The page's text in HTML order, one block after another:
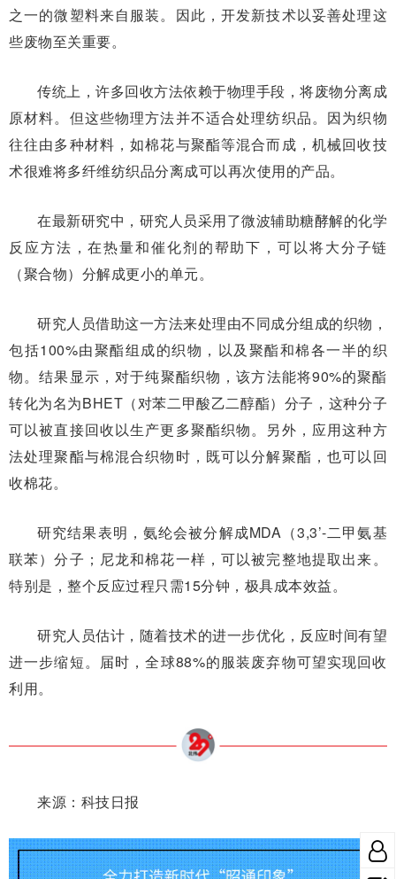
之一的微塑料来自服装。因此，开发新技术以妥善处理这
些废物至关重要。
传统上，许多回收方法依赖于物理手段，将废物分离成
原材料。但这些物理方法并不适合处理纺织品。因为织物
往往由多种材料，如棉花与聚酯等混合而成，机械回收技
术很难将多纤维纺织品分离成可以再次使用的产品。
在最新研究中，研究人员采用了微波辅助糖酵解的化学
反应方法，在热量和催化剂的帮助下，可以将大分子链
（聚合物）分解成更小的单元。
研究人员借助这一方法来处理由不同成分组成的织物，
包括100%由聚酯组成的织物，以及聚酯和棉各一半的织
物。结果显示，对于纯聚酯织物，该方法能将90%的聚酯
转化为名为BHET（对苯二甲酸乙二醇酯）分子，这种分子
可以被直接回收以生产更多聚酯织物。另外，应用这种方
法处理聚酯与棉混合织物时，既可以分解聚酯，也可以回
收棉花。
研究结果表明，氨纶会被分解成MDA（3,3’-二甲氨基
联苯）分子；尼龙和棉花一样，可以被完整地提取出来。
特别是，整个反应过程只需15分钟，极具成本效益。
研究人员估计，随着技术的进一步优化，反应时间有望
进一步缩短。届时，全球88%的服装废弃物可望实现回收
利用。
来源：科技日报